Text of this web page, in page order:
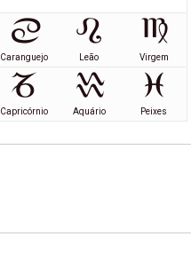
Caranguejo Leão Virgem
Capricórnio Aquário Peixes